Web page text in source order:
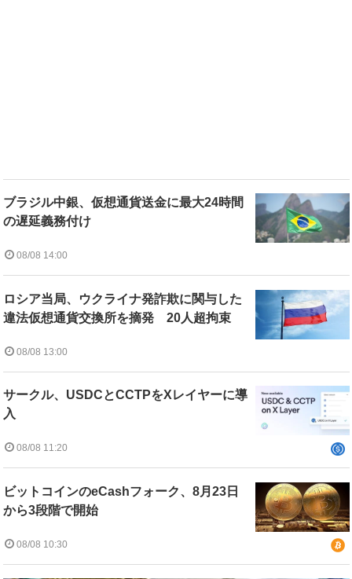
ブラジル中銀、仮想通貨送金に最大24時間
の遅延義務付け
08/08 14:00
ロシア当局、ウクライナ発詐欺に関与した
違法仮想通貨交換所を摘発 20人超拘束
08/08 13:00
サークル、USDCとCCTPをXレイヤーに導
入
08/08 11:20
ビットコインのeCashフォーク、8月23日
から3段階で開始
08/08 10:30